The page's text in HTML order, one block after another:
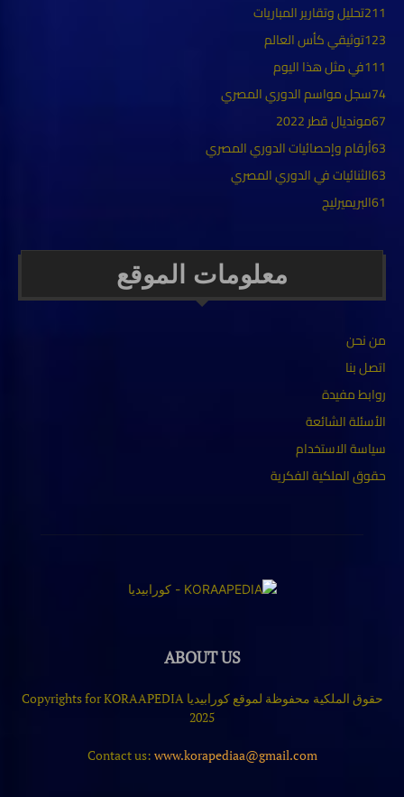
تحليل وتقارير المباريات211
توثيقي كأس العالم123
في مثل هذا اليوم111
سجل مواسم الدوري المصري74
مونديال قطر 202267
أرقام وإحصائيات الدوري المصري63
الثنائيات في الدوري المصري63
البريميرليج61
معلومات الموقع
من نحن
اتصل بنا
روابط مفيدة
الأسئلة الشائعة
سياسة الاستخدام
حقوق الملكية الفكرية
ABOUT US
حقوق الملكية محفوظة لموقع كورابيديا Copyrights for KORAAPEDIA
2025
Contact us: www.korapediaa@gmail.com